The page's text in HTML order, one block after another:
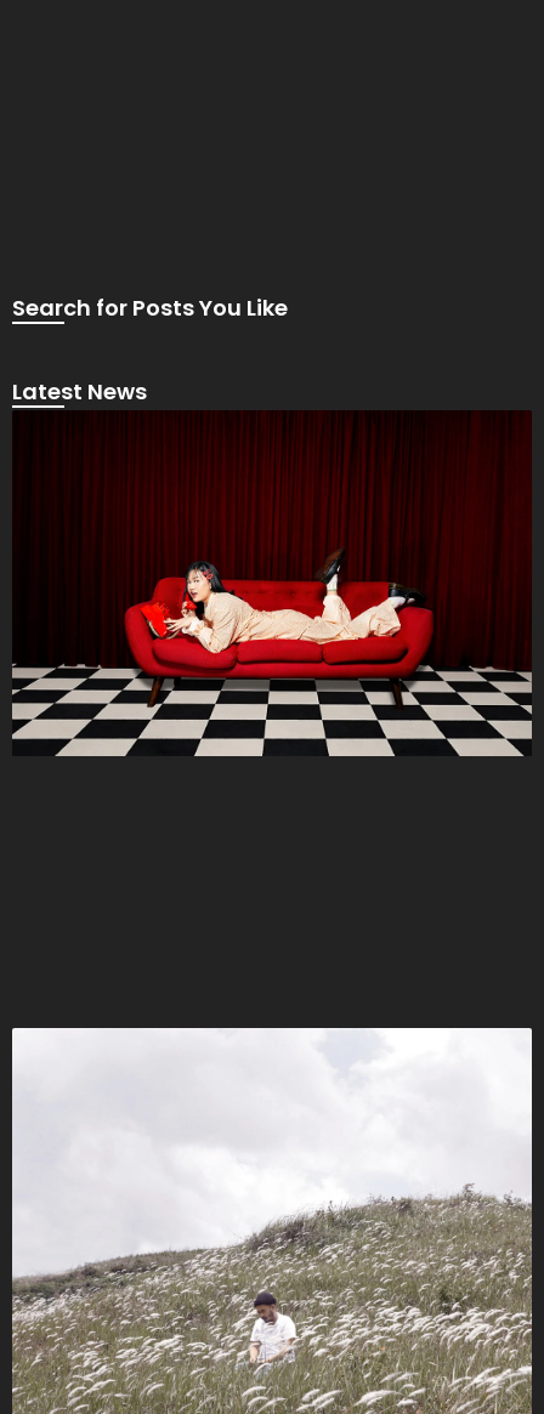
Search for Posts You Like
Latest News